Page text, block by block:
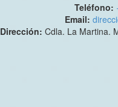
Teléfono:
Email:
Dirección:Cdla. La Martina.